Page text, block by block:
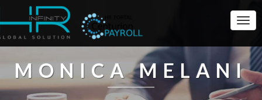
MONICA MELANI